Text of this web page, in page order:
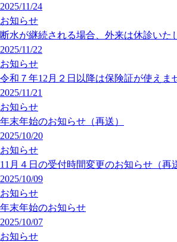
2025/11/24
お知らせ
断水が継続される場合、外来は休診いた
2025/11/22
お知らせ
令和７年12月２日以降は保険証が使えま
2025/11/21
お知らせ
年末年始のお知らせ（再送）
2025/10/20
お知らせ
11月４日の受付時間変更のお知らせ（再
2025/10/09
お知らせ
年末年始のお知らせ
2025/10/07
お知らせ